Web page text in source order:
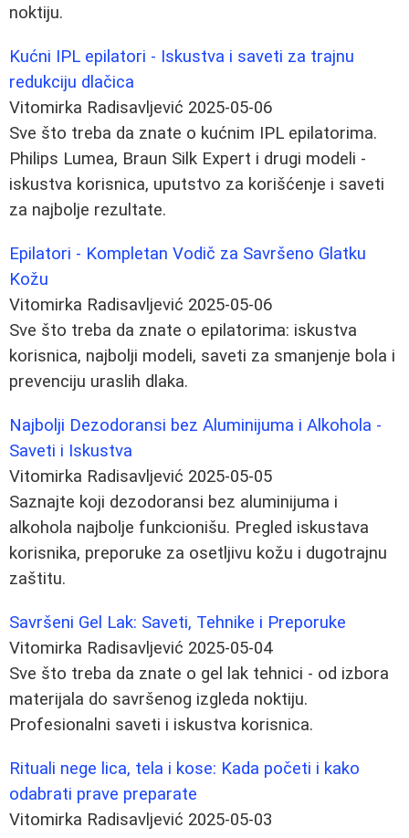
noktiju.
Kućni IPL epilatori - Iskustva i saveti za trajnu
redukciju dlačica
Vitomirka Radisavljević 2025-05-06
Sve što treba da znate o kućnim IPL epilatorima.
Philips Lumea, Braun Silk Expert i drugi modeli -
iskustva korisnica, uputstvo za korišćenje i saveti
za najbolje rezultate.
Epilatori - Kompletan Vodič za Savršeno Glatku
Kožu
Vitomirka Radisavljević 2025-05-06
Sve što treba da znate o epilatorima: iskustva
korisnica, najbolji modeli, saveti za smanjenje bola i
prevenciju uraslih dlaka.
Najbolji Dezodoransi bez Aluminijuma i Alkohola -
Saveti i Iskustva
Vitomirka Radisavljević 2025-05-05
Saznajte koji dezodoransi bez aluminijuma i
alkohola najbolje funkcionišu. Pregled iskustava
korisnika, preporuke za osetljivu kožu i dugotrajnu
zaštitu.
Savršeni Gel Lak: Saveti, Tehnike i Preporuke
Vitomirka Radisavljević 2025-05-04
Sve što treba da znate o gel lak tehnici - od izbora
materijala do savršenog izgleda noktiju.
Profesionalni saveti i iskustva korisnica.
Rituali nege lica, tela i kose: Kada početi i kako
odabrati prave preparate
Vitomirka Radisavljević 2025-05-03